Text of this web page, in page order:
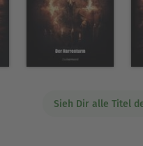
Sieh Dir alle Titel